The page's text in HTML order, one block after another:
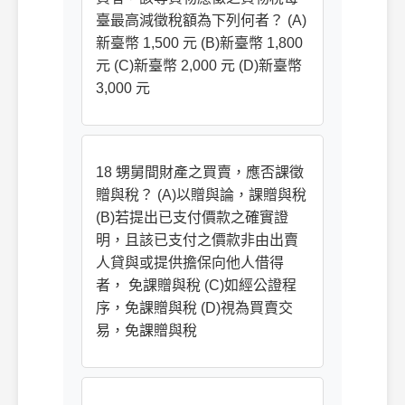
臺最高減徵稅額為下列何者？ (A)
新臺幣 1,500 元 (B)新臺幣 1,800
元 (C)新臺幣 2,000 元 (D)新臺幣
3,000 元
18 甥舅間財產之買賣，應否課徵
贈與稅？ (A)以贈與論，課贈與稅
(B)若提出已支付價款之確實證
明，且該已支付之價款非由出賣
人貸與或提供擔保向他人借得
者， 免課贈與稅 (C)如經公證程
序，免課贈與稅 (D)視為買賣交
易，免課贈與稅